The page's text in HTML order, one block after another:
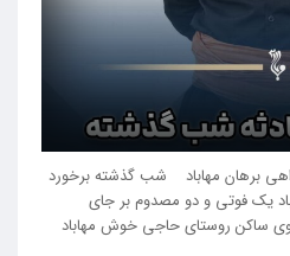
برهان مهاباد شب گذشته برخورد
یک فوتی و دو مصدوم بر جای
ساکن روستای حاجی خوش مهاباد